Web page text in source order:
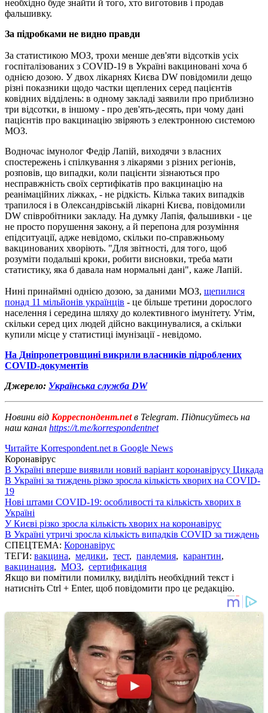
необхідно буде знайти й того, хто виготовив і продав
фальшивку.
За підробками не видно правди
За статистикою МОЗ, трохи менше дев'яти відсотків усіх
госпіталізованих з COVID-19 в Україні вакциновані хоча б
однією дозою. У двох лікарнях Києва DW повідомили дещо
різні показники щодо частки щеплених серед пацієнтів
ковідних відділень: в одному закладі заявили про приблизно
три відсотки, в іншому - про дев'ять-десять, при чому дані
пацієнтів про вакцинацію звіряють з електронною системою
МОЗ.
Водночас імунолог Федір Лапій, виходячи з власних
спостережень і спілкування з лікарями з різних регіонів,
розповів, що випадки, коли пацієнти зізнаються про
несправжність своїх сертифікатів про вакцинацію на
реанімаційних ліжках, - не рідкість. Кілька таких випадків
трапилося і в Олександрівській лікарні Києва, повідомили
DW співробітники закладу. На думку Лапія, фальшивки - це
не просто порушення закону, а й перепона для розуміння
епідситуації, адже невідомо, скільки по-справжньому
вакцинованих хворіють. "Для звітності, для того, щоб
розуміти подальші кроки, робити висновки, треба мати
статистику, яка б давала нам нормальні дані", каже Лапій.
Нині принаймні однією дозою, за даними МОЗ, щепилися
понад 11 мільйонів українців - це більше третини дорослого
населення і середина шляху до колективного імунітету. Утім,
скільки серед цих людей дійсно вакцинувалися, а скільки
купили місце у статистиці імунізації - невідомо.
На Дніпропетровщині викрили власників підроблених
COVID-документів
Джерело: Українська служба DW
Новини від Корреспондент.netв Telegram. Підписуйтесь на
наш канал https://t.me/korrespondentnet
Читайте Korrespondent.net в Google News
Коронавірус
В Україні вперше виявили новий варіант коронавірусу Цикада
В Україні за тиждень різко зросла кількість хворих на COVID-
19
Нові штами COVID-19: особливості та кількість хворих в
Україні
У Києві різко зросла кількість хворих на коронавірус
В Україні утричі зросла кількість випадків COVID за тиждень
СПЕЦТЕМА: Коронавірус
ТЕГИ: вакцина, медики, тест, пандемия, карантин,
вакцинация, МОЗ, сертификация
Якщо ви помітили помилку, виділіть необхідний текст і
натисніть Ctrl + Enter, щоб повідомити про це редакцію.